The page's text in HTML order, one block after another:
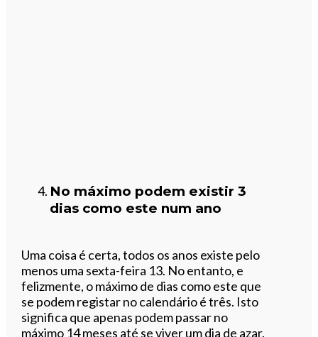
No máximo podem existir 3
dias como este num ano
Uma coisa é certa, todos os anos existe pelo
menos uma sexta-feira 13. No entanto, e
felizmente, o máximo de dias como este que
se podem registar no calendário é três. Isto
significa que apenas podem passar no
máximo 14 meses até se viver um dia de azar.